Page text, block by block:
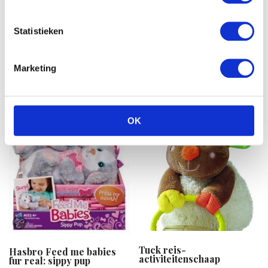
Statistieken
Marketing
OK
Pebble knuffel – Eenhoorn
Hasbro Feed me babies
fur real: sippy pup
Tuck reis-
activiteitenschaap